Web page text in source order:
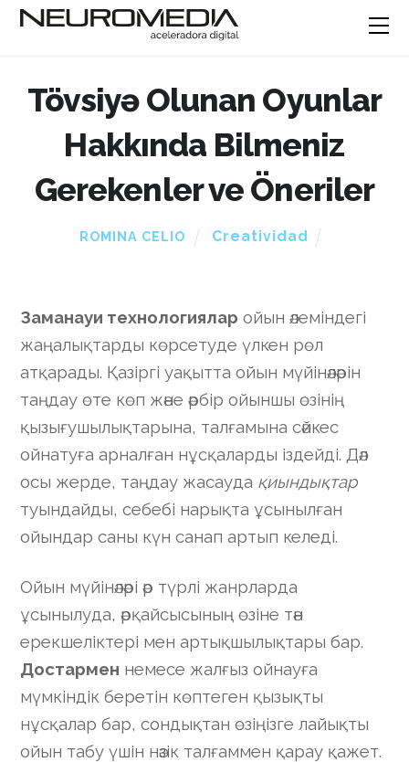
Tövsiyə Olunan Oyunlar
Hakkında Bilmeniz
Gerekenler ve Öneriler
ROMINA CELIO Creatividad
Заманауи технологиялар ойын әлеміндегі
жаңалықтарды көрсетуде үлкен рөл
атқарады. Қазіргі уақытта ойын мүйінәләрін
таңдау өте көп және әрбір ойыншы өзінің
қызығушылықтарына, талғамына сәйкес
ойнатуға арналған нұсқаларды іздейді. Дәл
осы жерде, таңдау жасауда қиындықтар
туындайды, себебі нарықта ұсынылған
ойындар саны күн санап артып келеді.
Ойын мүйінәләрі әр түрлі жанрларда
ұсынылуда, әрқайсысының өзіне тән
ерекшеліктері мен артықшылықтары бар.
Достармен немесе жалғыз ойнауға
мүмкіндік беретін көптеген қызықты
нұсқалар бар, сондықтан өзіңізге лайықты
ойын табу үшін нәзік талғаммен қарау қажет.